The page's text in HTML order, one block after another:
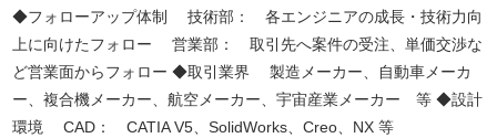
◆フォローアップ体制 技術部： 各エンジニアの成長・技術力向
上に向けたフォロー 営業部： 取引先へ案件の受注、単価交渉な
ど営業面からフォロー ◆取引業界 製造メーカー、自動車メーカ
ー、複合機メーカー、航空メーカー、宇宙産業メーカー 等 ◆設計
環境 CAD： CATIA V5、SolidWorks、Creo、NX 等